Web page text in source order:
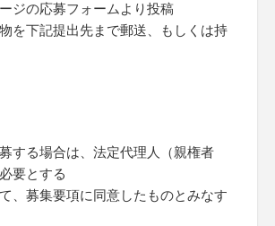
ジの応募フォームより投稿
を下記提出先まで郵送、もしくは持
する場合は、法定代理人（親権者
要とする
、募集要項に同意したものとみなす